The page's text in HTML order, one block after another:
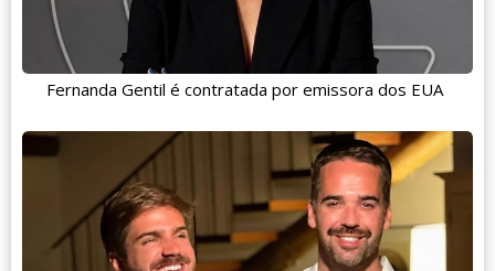
Fernanda Gentil é contratada por emissora dos EUA